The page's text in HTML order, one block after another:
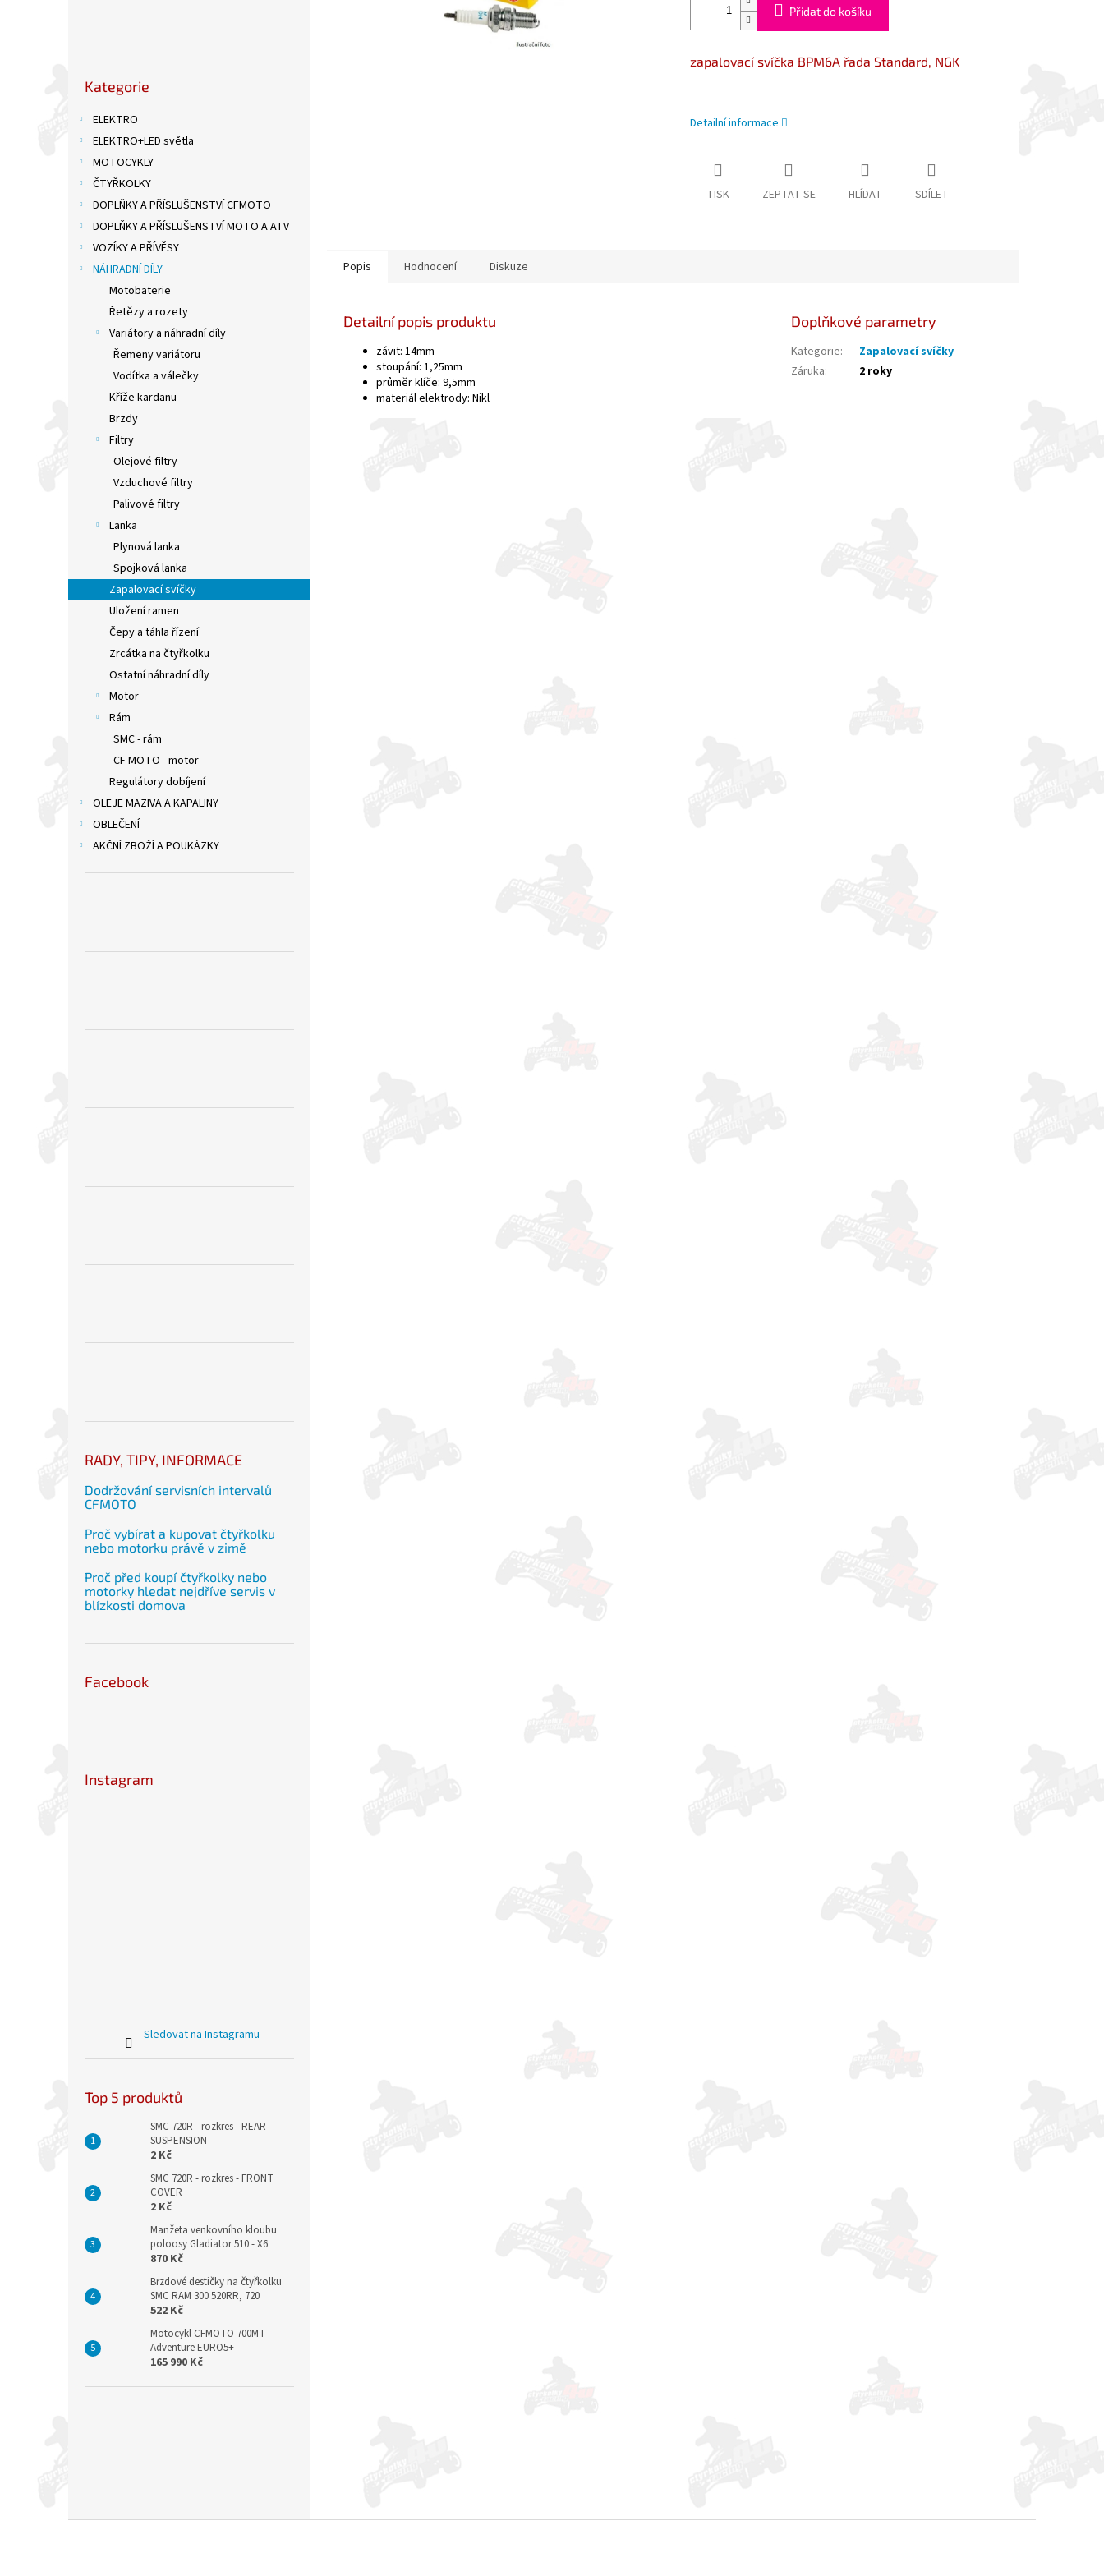
kategorie
Kategorie
ELEKTRO
ELEKTRO+LED světla
MOTOCYKLY
ČTYŘKOLKY
DOPLŇKY A PŘÍSLUŠENSTVÍ CFMOTO
DOPLŇKY A PŘÍSLUŠENSTVÍ MOTO A ATV
VOZÍKY A PŘÍVĚSY
NÁHRADNÍ DÍLY
Motobaterie
Řetězy a rozety
Variátory a náhradní díly
Řemeny variátoru
Vodítka a válečky
Kříže kardanu
Brzdy
Filtry
Olejové filtry
Vzduchové filtry
Palivové filtry
Lanka
Plynová lanka
Spojková lanka
Zapalovací svíčky
Uložení ramen
Čepy a táhla řízení
Zrcátka na čtyřkolku
Ostatní náhradní díly
Motor
Rám
SMC - rám
CF MOTO - motor
Regulátory dobíjení
OLEJE MAZIVA A KAPALINY
OBLEČENÍ
AKČNÍ ZBOŽÍ A POUKÁZKY
RADY, TIPY, INFORMACE
Dodržování servisních intervalů
CFMOTO
Proč vybírat a kupovat čtyřkolku
nebo motorku právě v zimě
Proč před koupí čtyřkolky nebo
motorky hledat nejdříve servis v
blízkosti domova
Facebook
Instagram
Sledovat na Instagramu
Top 5 produktů
SMC 720R - rozkres - REAR
SUSPENSION
2 Kč
SMC 720R - rozkres - FRONT
COVER
2 Kč
Manžeta venkovního kloubu
poloosy Gladiator 510 - X6
870 Kč
Brzdové destičky na čtyřkolku
SMC RAM 300 520RR, 720
522 Kč
Motocykl CFMOTO 700MT
Adventure EURO5+
165 990 Kč
Přidat do košíku
zapalovací svíčka BPM6A řada Standard, NGK
Detailní informace
TISK ZEPTAT SE HLÍDAT SDÍLET
Popis Hodnocení Diskuze
Detailní popis produktu
závit: 14mm
stoupání: 1,25mm
průměr klíče: 9,5mm
materiál elektrody: Nikl
Doplňkové parametry
Kategorie:
Zapalovací svíčky
Záruka: 2 roky